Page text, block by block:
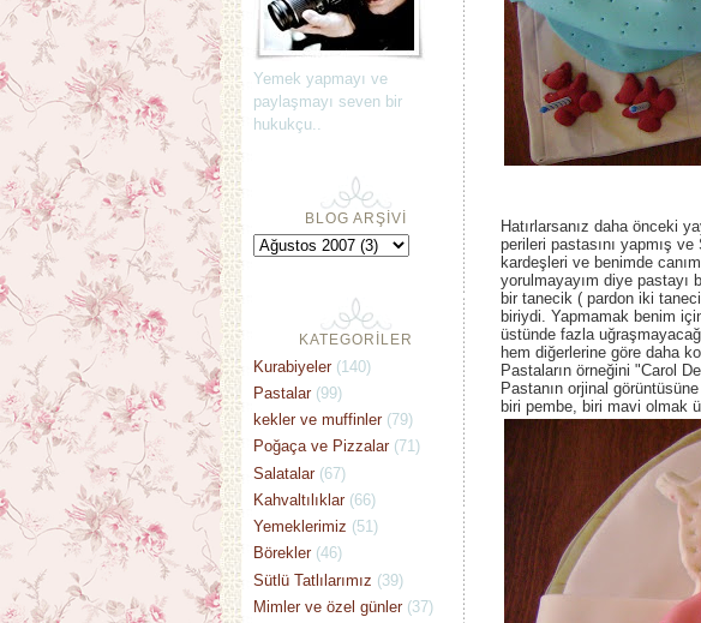
Hatırlarsanız daha önceki
perileri pastasını yapmış
kardeşleri ve benimde
yorulmayayım diye pastayı
bir tanecik ( pardon iki
biriydi. Yapmamak benim
üstünde fazla
hem diğerlerine göre daha
Pastaların örneğini "Carol
Pastanın orjinal
biri pembe, biri mavi olmak
Yemek yapmayı ve
paylaşmayı seven bir
hukukçu..
BLOG ARŞİVİ
KATEGORİLER
Kurabiyeler (140)
Pastalar (99)
kekler ve muffinler (79)
Poğaça ve Pizzalar (71)
Salatalar (67)
Kahvaltılıklar (66)
Yemeklerimiz (51)
Börekler (46)
Sütlü Tatlılarımız (39)
Mimler ve özel günler (37)